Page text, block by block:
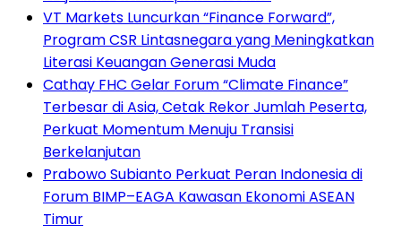
VT Markets Luncurkan “Finance Forward”,
Program CSR Lintasnegara yang Meningkatkan
Literasi Keuangan Generasi Muda
Cathay FHC Gelar Forum “Climate Finance”
Terbesar di Asia, Cetak Rekor Jumlah Peserta,
Perkuat Momentum Menuju Transisi
Berkelanjutan
Prabowo Subianto Perkuat Peran Indonesia di
Forum BIMP–EAGA Kawasan Ekonomi ASEAN
Timur